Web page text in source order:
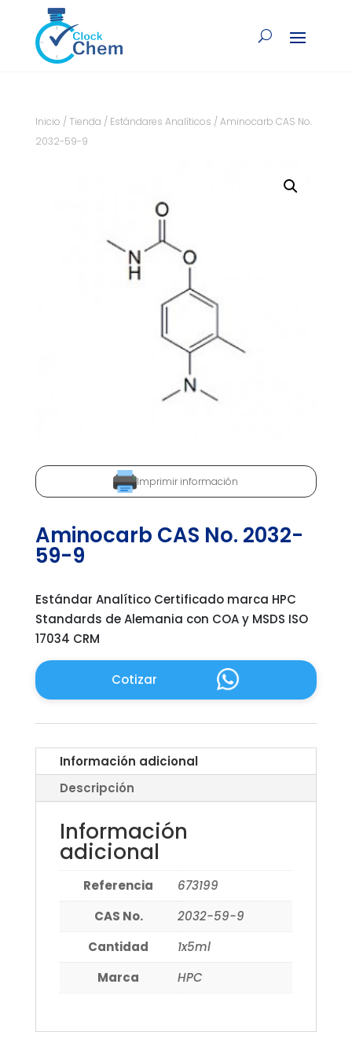
Inicio / Tienda / Estándares Analíticos / Aminocarb CAS No.
2032-59-9
Imprimir información
Aminocarb CAS No. 2032-
59-9
Estándar Analítico Certificado marca HPC
Standards de Alemania con COA y MSDS ISO
17034 CRM
Cotizar
Información adicional
Descripción
Información
adicional
Referencia
673199
CAS No.
2032-59-9
Cantidad
1x5ml
Marca
HPC